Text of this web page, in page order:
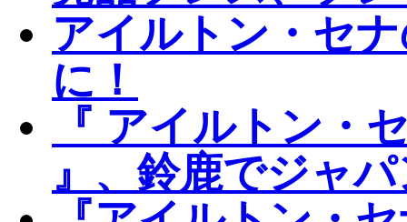
アイルトン・セ
に！
『 アイルトン
』、鈴鹿でジャ